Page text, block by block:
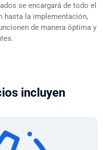
se encargará de todo el
hasta la implementación,
de manera óptima y
incluyen